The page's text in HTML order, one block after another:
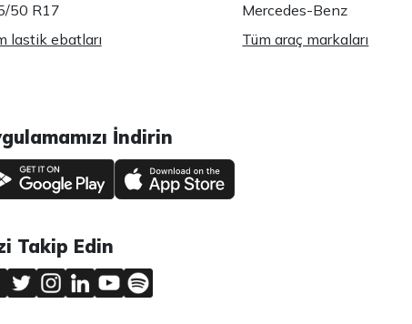
50 R17
lastik ebatları
Mercedes-Benz
Tüm araç markaları
İndirin
Takip Edin